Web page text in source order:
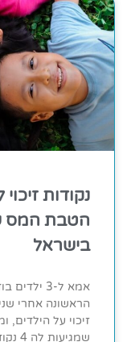
נקודות
הטבת המס
בישראל
אמא ל-3
זיכוי על